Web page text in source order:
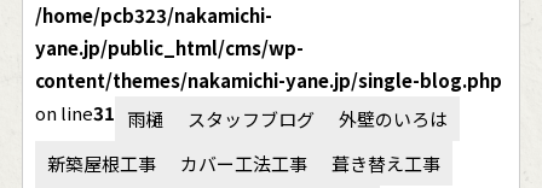
/home/pcb323/nakamichi-
yane.jp/public_html/cms/wp-
content/themes/nakamichi-yane.jp/single-blog.php
on line31 雨樋 スタッフブログ
外壁のいろは
新築屋根工事
カバー工法工事
葺き替え工事